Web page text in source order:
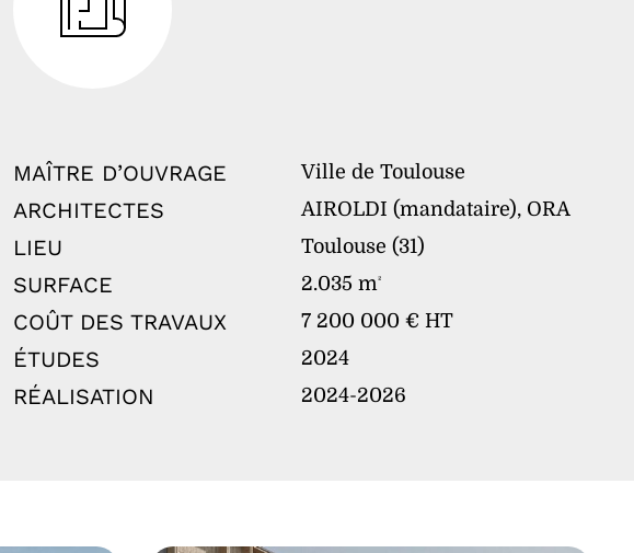
MAÎTRE D’OUVRAGE Ville de Toulouse
ARCHITECTES AIROLDI (mandataire), ORA
LIEU Toulouse (31)
SURFACE 2.035 m²
COÛT DES TRAVAUX 7 200 000 € HT
ÉTUDES 2024
RÉALISATION 2024-2026